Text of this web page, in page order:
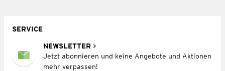
SERVICE
NEWSLETTER
Jetzt abonnieren und keine Angebote und Aktionen
mehr verpassen!